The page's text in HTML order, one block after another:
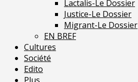
Lactalis-Le Dossier
Justice-Le Dossier
Migrant-Le Dossier
EN BREF
Cultures
Société
Edito